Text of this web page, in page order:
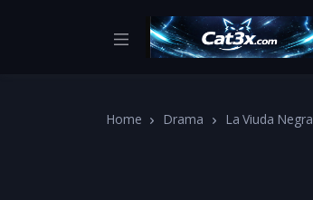
Home Drama La Viuda Negra